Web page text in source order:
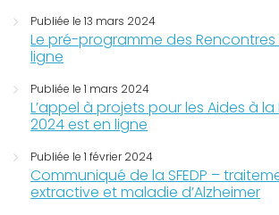
Publiée le 13 mars 2024
Le pré-programme des Rencontres
ligne
Publiée le 1 mars 2024
L’appel à projets pour les Aides à
2024 est en ligne
Publiée le 1 février 2024
Communiqué de la SFEDP –
extractive et maladie d’Alzheimer